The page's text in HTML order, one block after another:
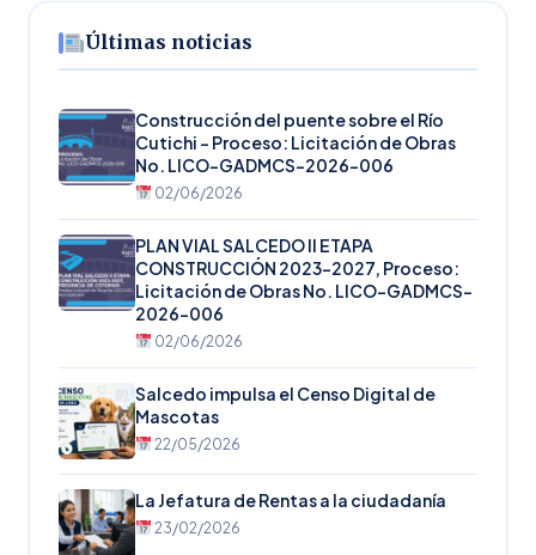
Últimas noticias
Construcción del puente sobre el Río
Cutichi – Proceso: Licitación de Obras
No. LICO-GADMCS-2026-006
02/06/2026
PLAN VIAL SALCEDO II ETAPA
CONSTRUCCIÓN 2023-2027, Proceso:
Licitación de Obras No. LICO-GADMCS-
2026-006
02/06/2026
Salcedo impulsa el Censo Digital de
Mascotas
22/05/2026
La Jefatura de Rentas a la ciudadanía
23/02/2026